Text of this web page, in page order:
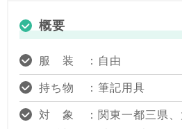
概要
服 装 ：自由
持ち物 ：筆記用具
対 象 ：関東一都三県、